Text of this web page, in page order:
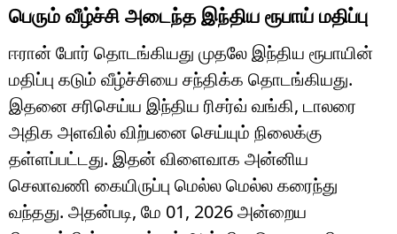
பெரும் வீழ்ச்சி அடைந்த இந்திய ரூபாய் மதிப்பு
ஈரான் போர் தொடங்கியது முதலே இந்திய ரூபாயின்
மதிப்பு கடும் வீழ்ச்சியை சந்திக்க தொடங்கியது.
இதனை சரிசெய்ய இந்திய ரிசர்வ் வங்கி, டாலரை
அதிக அளவில் விற்பனை செய்யும் நிலைக்கு
தள்ளப்பட்டது. இதன் விளைவாக அன்னிய
செலாவணி கையிருப்பு மெல்ல மெல்ல கரைந்து
வந்தது. அதன்படி, மே 01, 2026 அன்றைய